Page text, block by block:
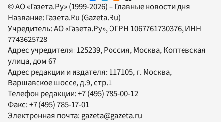
© АО «Газета.Ру» (1999-2026) – Главные новости дня
Название: Газета.Ru (Gazeta.Ru)
Учредитель:АО «Газета.Ру», ОГРН 1067761730376, ИНН
7743625728
Адрес учредителя: 125239, Россия, Москва, Коптевская
улица, дом 67
Адрес редакции и издателя: 117105, г. Москва,
Варшавское шоссе, д.9, стр.1
Телефон редакции:+7 (495) 785-00-12
Факс:+7 (495) 785-17-01
Электронная почта: gazeta@gazeta.ru